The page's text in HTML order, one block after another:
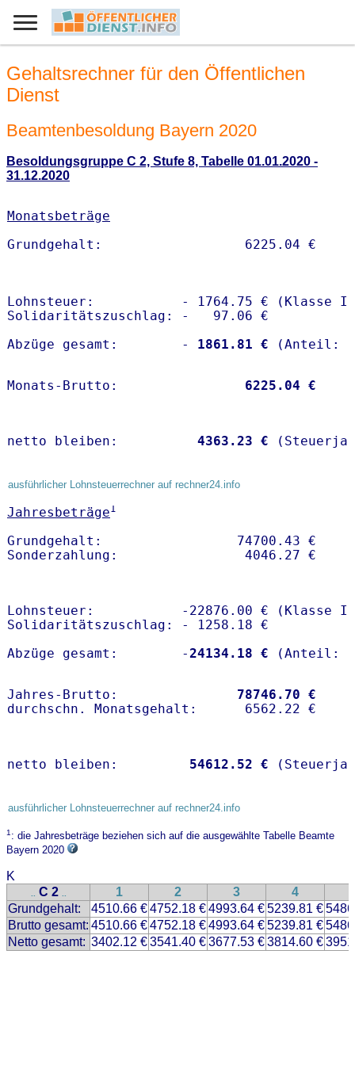
Gehaltsrechner für den Öffentlichen
Dienst
Beamtenbesoldung Bayern 2020
Besoldungsgruppe C 2, Stufe 8, Tabelle 01.01.2020 -
31.12.2020
Monatsbeträge
Lohnsteuer:           - 1764.75 € (Klasse I)
Solidaritätszuschlag: -   97.06 €
Abzüge gesamt:        -
1861.81 €
Monats-Brutto: 6225.04 €
netto bleiben: 4363.23 €
ausführlicher Lohnsteuerrechner auf rechner24.info
Jahresbeträge1
Grundgehalt:                 74700.43 €
Lohnsteuer:           -22876.00 € (Klasse I)
Solidaritätszuschlag: - 1258.18 €
Abzüge gesamt:        -24134.18 €
Jahres-Brutto: 78746.70 €
netto bleiben: 54612.52 €
ausführlicher Lohnsteuerrechner auf rechner24.info
1: die Jahresbeträge beziehen sich auf die ausgewählte Tabelle Beamte
Bayern 2020
K
.. C 2 .. 1 2 3 4
Grundgehalt:
4510.66 €4752.18 €4993.64 €5239.81 €
Brutto gesamt: 4510.66 €4752.18 €4993.64 €5239.81 €
Netto gesamt: 3402.12 €3541.40 €3677.53 €3814.60 €